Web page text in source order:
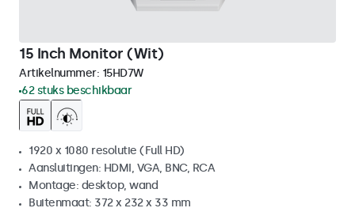
15 Inch Monitor (Wit)
Artikelnummer: 15HD7W
62 stuks beschikbaar
1920 x 1080 resolutie (Full HD)
Aansluitingen: HDMI, VGA, BNC, RCA
Montage: desktop, wand
Buitenmaat: 372 x 232 x 33 mm